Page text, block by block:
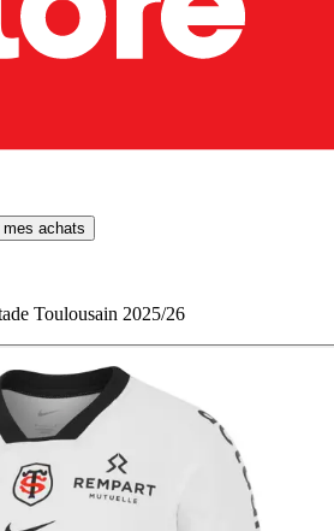
mes achats
Toulousain 2025/26